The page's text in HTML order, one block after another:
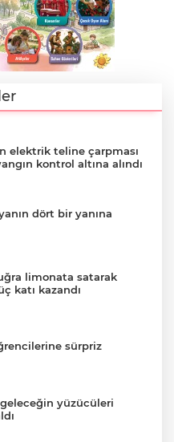
elektrik teline çarpması
kontrol altına alındı
dört bir yanına
limonata satarak
katı kazandı
sürpriz
yüzücüleri